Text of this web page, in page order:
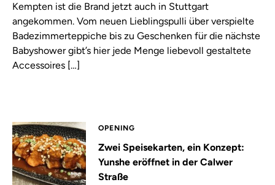
Kempten ist die Brand jetzt auch in Stuttgart
angekommen. Vom neuen Lieblingspulli über verspielte
Badezimmerteppiche bis zu Geschenken für die nächste
Babyshower gibt’s hier jede Menge liebevoll gestaltete
Accessoires […]
OPENING
Zwei Speisekarten, ein Konzept:
Yunshe eröffnet in der Calwer
Straße